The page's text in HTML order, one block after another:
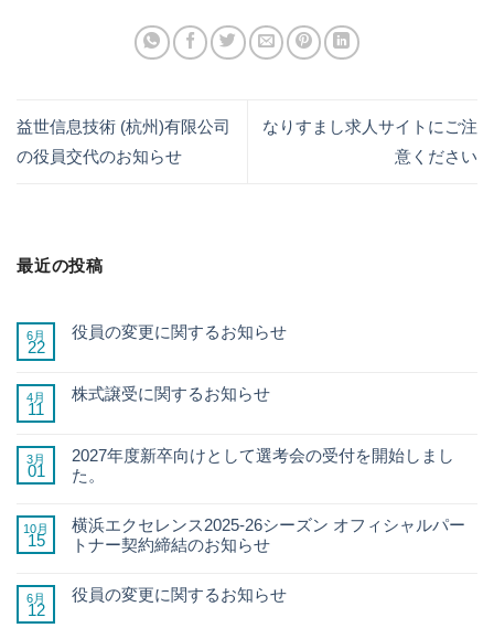
益世信息技術 (杭州)有限公司
の役員交代のお知らせ
なりすまし求人サイトにご注
意ください
最近の投稿
22
6月 役員の変更に関するお知らせ
11
4月 株式譲受に関するお知らせ
01
3月
2027年度新卒向けとして選考会の受付を開始しまし
た。
15
10月
横浜エクセレンス2025-26シーズン オフィシャルパー
トナー契約締結のお知らせ
12
6月 役員の変更に関するお知らせ